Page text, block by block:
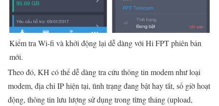
Kiểm tra Wi-fi và khởi động lại dễ dàng với Hi FPT phiên bản
mới.
Theo đó, KH có thể dễ dàng tra cứu thông tin modem như loại
modem, địa chỉ IP hiện tại, tình trạng đang bật hay tắt, số giờ hoạt
động, thông tin lưu lượng sử dụng trong từng tháng (upload,